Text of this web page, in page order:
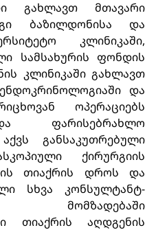
გახლავთ მთავარი
ბაზილდონისა და
კლინიკაში,
სამსახურის ფონდის
კლინიკაში გახლავთ
და
ოპერაციებს
ფარისებრახლო
განსაკუთრებული
ქირურგიის
თიაქრის დროს და
სხვა კონსულტანტ-
მომზადებაში
თიაქრის აღდგენის